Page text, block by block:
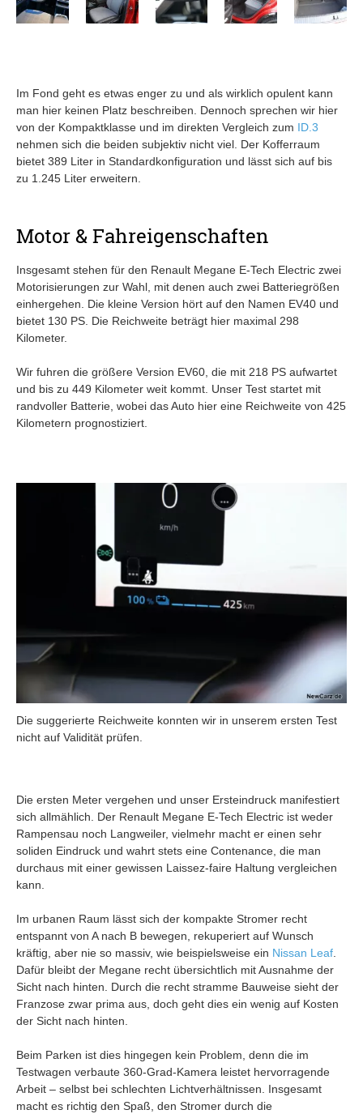
Im Fond geht es etwas enger zu und als wirklich opulent kann
man hier keinen Platz beschreiben. Dennoch sprechen wir hier
von der Kompaktklasse und im direkten Vergleich zum ID.3
nehmen sich die beiden subjektiv nicht viel. Der Kofferraum
bietet 389 Liter in Standardkonfiguration und lässt sich auf bis
zu 1.245 Liter erweitern.
Motor & Fahreigenschaften
Insgesamt stehen für den Renault Megane E-Tech Electric zwei
Motorisierungen zur Wahl, mit denen auch zwei Batteriegrößen
einhergehen. Die kleine Version hört auf den Namen EV40 und
bietet 130 PS. Die Reichweite beträgt hier maximal 298
Kilometer.
Wir fuhren die größere Version EV60, die mit 218 PS aufwartet
und bis zu 449 Kilometer weit kommt. Unser Test startet mit
randvoller Batterie, wobei das Auto hier eine Reichweite von 425
Kilometern prognostiziert.
Die suggerierte Reichweite konnten wir in unserem ersten Test
nicht auf Validität prüfen.
Die ersten Meter vergehen und unser Ersteindruck manifestiert
sich allmählich. Der Renault Megane E-Tech Electric ist weder
Rampensau noch Langweiler, vielmehr macht er einen sehr
soliden Eindruck und wahrt stets eine Contenance, die man
durchaus mit einer gewissen Laissez-faire Haltung vergleichen
kann.
Im urbanen Raum lässt sich der kompakte Stromer recht
entspannt von A nach B bewegen, rekuperiert auf Wunsch
kräftig, aber nie so massiv, wie beispielsweise ein Nissan Leaf.
Dafür bleibt der Megane recht übersichtlich mit Ausnahme der
Sicht nach hinten. Durch die recht stramme Bauweise sieht der
Franzose zwar prima aus, doch geht dies ein wenig auf Kosten
der Sicht nach hinten.
Beim Parken ist dies hingegen kein Problem, denn die im
Testwagen verbaute 360-Grad-Kamera leistet hervorragende
Arbeit – selbst bei schlechten Lichtverhältnissen. Insgesamt
macht es richtig den Spaß, den Stromer durch die